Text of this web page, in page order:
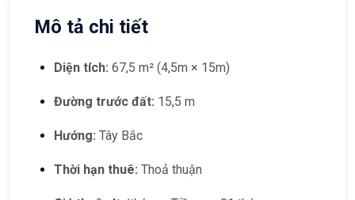
Mô tả chi tiết
Diện tích: 67,5 m² (4,5m × 15m)
Đường trước đất: 15,5 m
Hướng: Tây Bắc
Thời hạn thuê: Thoả thuận